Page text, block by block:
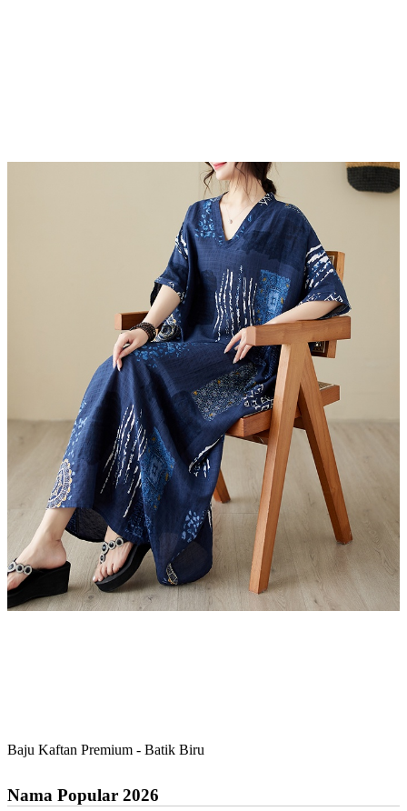
Baju Kaftan Premium - Batik Biru
Nama Popular 2026